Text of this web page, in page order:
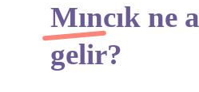
Mıncık ne
gelir?